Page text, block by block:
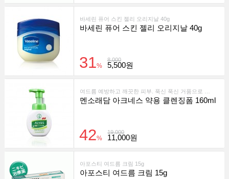
바세린 퓨어 스킨 젤리 오리지날 40g
바세린 퓨어 스킨 젤리 오리지날 40g
8,000
31% 5,500원
멘소래담 아크네스 약용 클렌징폼 160ml
19,000
42% 11,000원
아포스티 여드름 크림 15g
아포스티 여드름 크림 15g